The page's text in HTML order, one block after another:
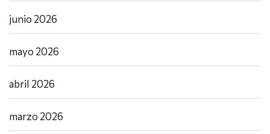
junio 2026
mayo 2026
abril 2026
marzo 2026